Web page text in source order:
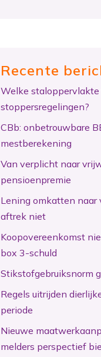
Recente
Welke
stoppersregelingen?
CBb: onbetrouwbare
mestberekening
Van verplicht naar
pensioenpremie
Lening omkatten naar
aftrek niet
Koopovereenkomst
box 3-schuld
Stikstofgebruiksnorm
Regels uitrijden
periode
Nieuwe
melders perspectief